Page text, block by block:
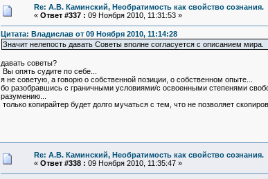
Re: А.В. Каминский, Необратимость как свойство сознания.
« Ответ #337 : 09 Ноября 2010, 11:31:53 »
Цитата: Владислав от 09 Ноября 2010, 11:14:28
Значит нелепость давать Советы вполне согласуется с описанием мира.
давать советы?
Вы опять судите по себе...
я не советую, а говорю о собственной позиции, о собственном опыте...
бо разобравшись с граничными условиями/с освоенными степенями
разумению...
только копирайтер будет долго мучаться с тем, что не позволяет
Re: А.В. Каминский, Необратимость как свойство сознания.
« Ответ #338 : 09 Ноября 2010, 11:35:47 »